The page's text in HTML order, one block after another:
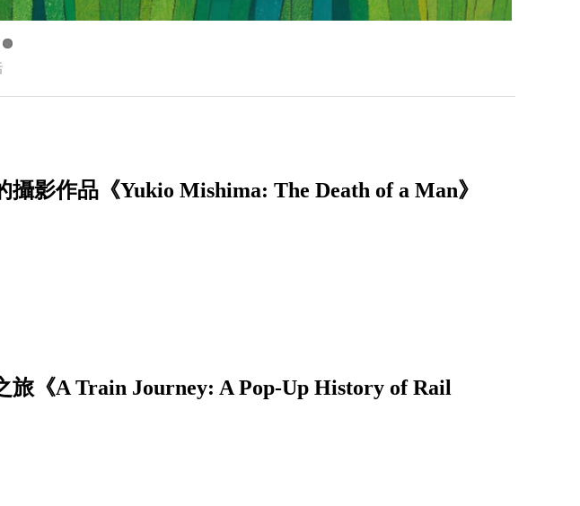
影作品《Yukio Mishima: The Death of a Man》
旅《A Train Journey: A Pop-Up History of Rail